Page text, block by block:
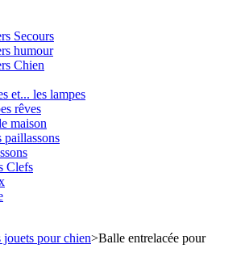
Secours
humour
Chien
et... les lampes
rêves
maison
paillassons
Clefs
jouets pour chien>Balle entrelacée pour